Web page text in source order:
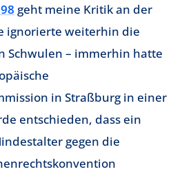
geht meine Kritik an der
ignorierte weiterhin die
Schwulen – immerhin hatte
in Straßburg in einer
entschieden, dass ein
gegen die